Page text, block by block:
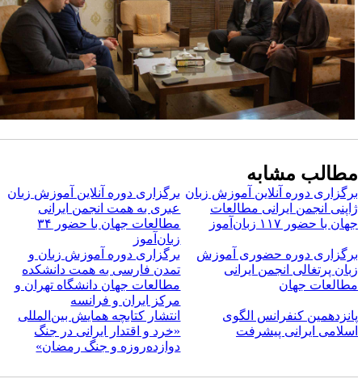
مشابه
دوره آنلاین آموزش زبان
انجمن ایرانی مطالعات
با حضور ۱۱۷ زبان‌آموز
برگزاری دوره آنلاین آموزش زبان
عبری به همت انجمن ایرانی
مطالعات جهان با حضور ۳۴
زبان‌آموز
دوره حضوری آموزش
پرتغالی انجمن ایرانی
جهان
برگزاری دوره آموزش زبان و
تمدن فارسی به همت دانشکده
مطالعات جهان دانشگاه تهران و
مرکز ایران و فرانسه
کنفرانس الگوی
ایرانی پیشرفت
انتشار کتابچه همایش بین‌المللی
«خرد و اقتدار ایرانی در جنگ
دوازده‌روزه و جنگ رمضان»